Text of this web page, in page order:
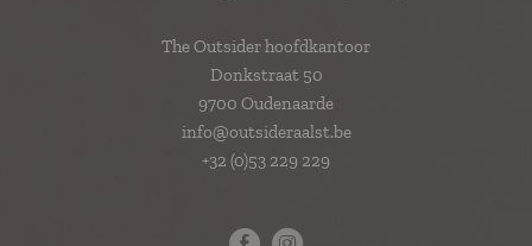
The Outsider hoofdkantoor
Donkstraat 50
9700 Oudenaarde
info@outsideraalst.be
+32 (0)53 229 229